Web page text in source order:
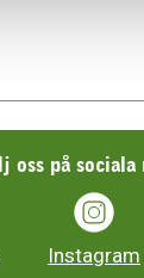
oss på sociala
Instagram